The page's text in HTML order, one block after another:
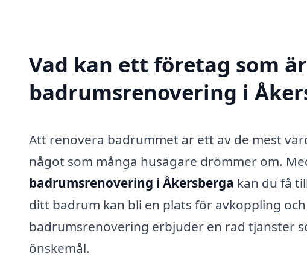
Vad kan ett företag som
badrumsrenovering i
Att renovera badrummet är ett av de mest
något som många husägare drömmer om.
badrumsrenovering i Åkersberga kan du få
ditt badrum kan bli en plats för avkoppling
badrumsrenovering erbjuder en rad tjänster
önskemål.